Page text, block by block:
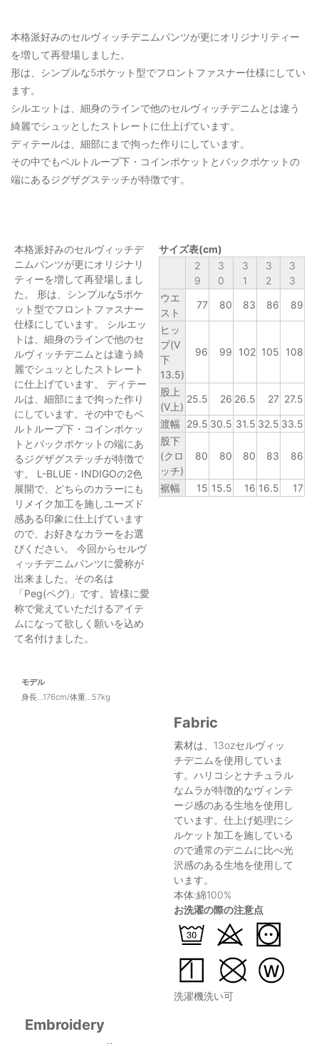
本格派好みのセルヴィッチデニムパンツが更にオリジナリティー
を増して再登場しました。
形は、シンプルな5ポケット型でフロントファスナー仕様にしてい
ます。
シルエットは、細身のラインで他のセルヴィッチデニムとは違う
綺麗でシュッとしたストレートに仕上げています。
ディテールは、細部にまで拘った作りにしています。
その中でもベルトループ下・コインポケットとバックポケットの
端にあるジグザグステッチが特徴です。
本格派好みのセルヴィッチデ
ニムパンツが更にオリジナリ
ティーを増して再登場しまし
た。 形は、シンプルな5ポケ
ット型でフロントファスナー
仕様にしています。 シルエッ
トは、細身のラインで他のセ
ルヴィッチデニムとは違う綺
麗でシュッとしたストレート
に仕上げています。 ディテー
ルは、細部にまで拘った作り
にしています。その中でもベ
ルトループ下・コインポケッ
トとバックポケットの端にあ
るジグザグステッチが特徴で
す。 L-BLUE・INDIGOの2色
展開で、どちらのカラーにも
リメイク加工を施しユーズド
感ある印象に仕上げています
ので、お好きなカラーをお選
びください。 今回からセルヴ
ィッチデニムパンツに愛称が
出来ました。その名は
「Peg(ペグ)」です。皆様に愛
称で覚えていただけるアイテ
ムになって欲しく願いを込め
て名付けました。
モデル
身長…176cm/体重…57kg
サイズ表(cm)
2
9
3
0
3
1
3
2
3
3
ウエ
スト
77 80 83 86 89
ヒッ
プ(V
下
13.5)
96 99 102 105 108
股上
(V上)
25.5 26 26.5 27 27.5
渡幅 29.5 30.5 31.5 32.5 33.5
股下
(クロ
ッチ)
80 80 80 83 86
裾幅 15 15.5 16 16.5 17
Fabric
素材は、13ozセルヴィッ
チデニムを使用していま
す。ハリコシとナチュラル
なムラが特徴的なヴィンテ
ージ感のある生地を使用し
ています。仕上げ処理にシ
ルケット加工を施している
ので通常のデニムに比べ光
沢感のある生地を使用して
います。
本体:綿100%
お洗濯の際の注意点
洗濯機洗い可
Embroidery